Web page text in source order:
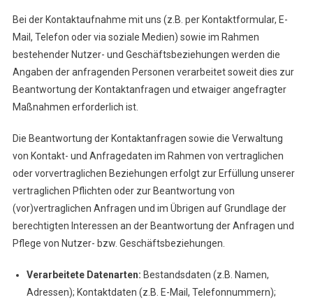
Bei der Kontaktaufnahme mit uns (z.B. per Kontaktformular, E-
Mail, Telefon oder via soziale Medien) sowie im Rahmen
bestehender Nutzer- und Geschäftsbeziehungen werden die
Angaben der anfragenden Personen verarbeitet soweit dies zur
Beantwortung der Kontaktanfragen und etwaiger angefragter
Maßnahmen erforderlich ist.
Die Beantwortung der Kontaktanfragen sowie die Verwaltung
von Kontakt- und Anfragedaten im Rahmen von vertraglichen
oder vorvertraglichen Beziehungen erfolgt zur Erfüllung unserer
vertraglichen Pflichten oder zur Beantwortung von
(vor)vertraglichen Anfragen und im Übrigen auf Grundlage der
berechtigten Interessen an der Beantwortung der Anfragen und
Pflege von Nutzer- bzw. Geschäftsbeziehungen.
Verarbeitete Datenarten: Bestandsdaten (z.B. Namen,
Adressen); Kontaktdaten (z.B. E-Mail, Telefonnummern);